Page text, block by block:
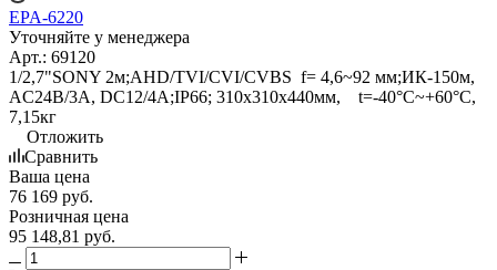
EPA-6220
Уточняйте у менеджера
Арт.: 69120
1/2,7"SONY 2м;AHD/TVI/CVI/CVBS f= 4,6~92 мм;ИК-150м,
AC24В/3A, DC12/4A;IP66; 310x310x440мм, t=-40°C~+60°C,
7,15кг
Отложить
Сравнить
Ваша цена
76 169 руб.
Розничная цена
95 148,81 руб.